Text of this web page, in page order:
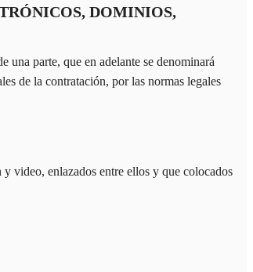
DOMINIOS,
parte, que en adelante se denominará
de la contratación, por las normas legales
video, enlazados entre ellos y que colocados